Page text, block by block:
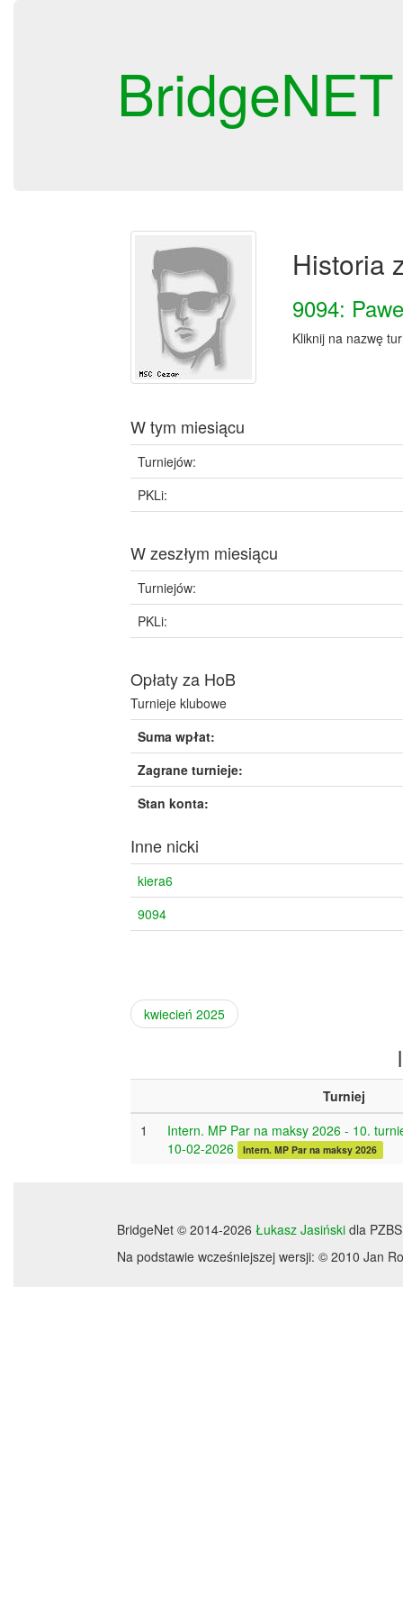
BridgeNET
Historia
9094:
Kliknij na nazwę
W tym miesiącu
Turniejów:
PKLi:
W zeszłym miesiącu
Turniejów:
PKLi:
Opłaty za HoB
Turnieje klubowe
Suma wpłat:
Zagrane turnieje:
Stan konta:
Inne nicki
kiera6
9094
kwiecień 2025
Turniej
1
Intern. MP Par na maksy 2026 - 10.
10-02-2026
Intern. MP Par na maksy 2026
BridgeNet © 2014-2026 Łukasz Jasiński dla PZBS
Na podstawie wcześniejszej wersji: © 2010 Jan